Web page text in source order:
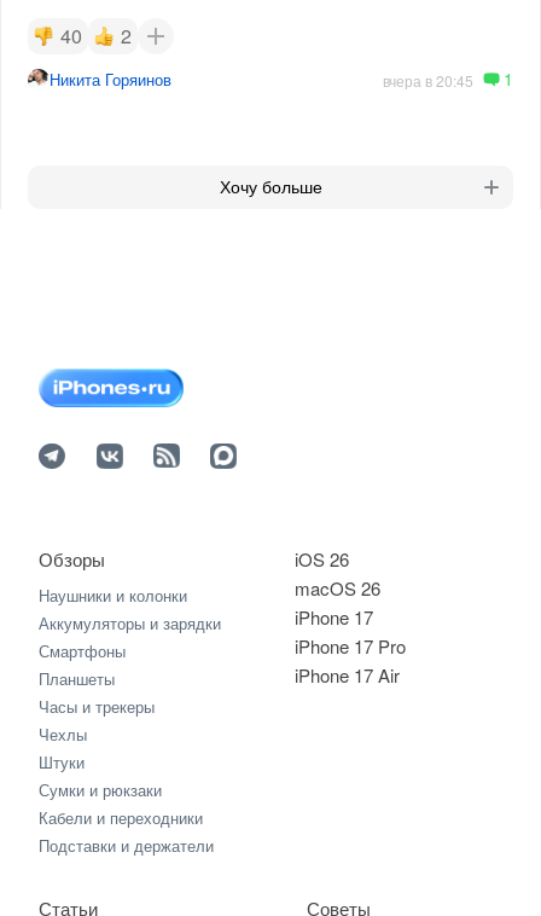
40 2
Никита Горяинов вчера в 20:45 1
Хочу больше
iOS 26
macOS 26
iPhone 17
iPhone 17 Pro
iPhone 17 Air
Обзоры
Наушники и колонки
Аккумуляторы и зарядки
Смартфоны
Планшеты
Часы и трекеры
Чехлы
Штуки
Сумки и рюкзаки
Кабели и переходники
Подставки и держатели
Статьи Советы